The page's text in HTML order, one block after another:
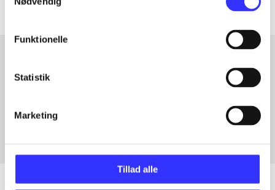
Funktionelle
Statistik
Marketing
Tillad alle
Artikler med samme emner